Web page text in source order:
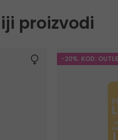
proizvodi
-20%. KOD: